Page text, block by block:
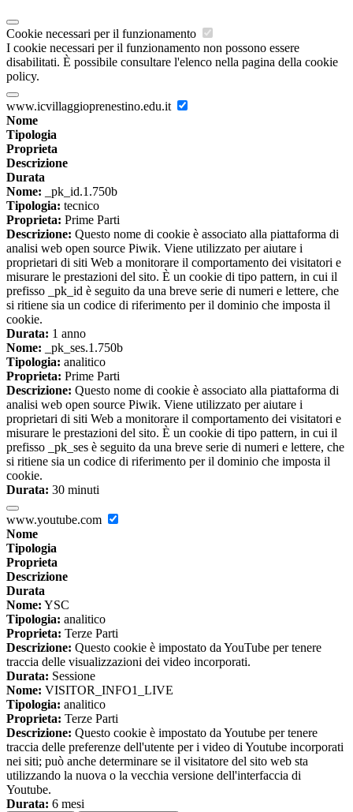
Cookie necessari per il funzionamento
I cookie necessari per il funzionamento non possono essere
disabilitati. È possibile consultare l'elenco nella pagina della cookie
policy.
www.icvillaggioprenestino.edu.it
Nome
Tipologia
Proprieta
Descrizione
Durata
Nome: _pk_id.1.750b
Tipologia: tecnico
Proprieta: Prime Parti
Descrizione: Questo nome di cookie è associato alla piattaforma di
analisi web open source Piwik. Viene utilizzato per aiutare i
proprietari di siti Web a monitorare il comportamento dei visitatori e
misurare le prestazioni del sito. È un cookie di tipo pattern, in cui il
prefisso _pk_id è seguito da una breve serie di numeri e lettere, che
si ritiene sia un codice di riferimento per il dominio che imposta il
cookie.
Durata: 1 anno
Nome: _pk_ses.1.750b
Tipologia: analitico
Proprieta: Prime Parti
Descrizione: Questo nome di cookie è associato alla piattaforma di
analisi web open source Piwik. Viene utilizzato per aiutare i
proprietari di siti Web a monitorare il comportamento dei visitatori e
misurare le prestazioni del sito. È un cookie di tipo pattern, in cui il
prefisso _pk_ses è seguito da una breve serie di numeri e lettere, che
si ritiene sia un codice di riferimento per il dominio che imposta il
cookie.
Durata: 30 minuti
www.youtube.com
Nome
Tipologia
Proprieta
Descrizione
Durata
Nome: YSC
Tipologia: analitico
Proprieta: Terze Parti
Descrizione: Questo cookie è impostato da YouTube per tenere
traccia delle visualizzazioni dei video incorporati.
Durata: Sessione
Nome: VISITOR_INFO1_LIVE
Tipologia: analitico
Proprieta: Terze Parti
Descrizione: Questo cookie è impostato da Youtube per tenere
traccia delle preferenze dell'utente per i video di Youtube incorporati
nei siti; può anche determinare se il visitatore del sito web sta
utilizzando la nuova o la vecchia versione dell'interfaccia di
Youtube.
Durata: 6 mesi